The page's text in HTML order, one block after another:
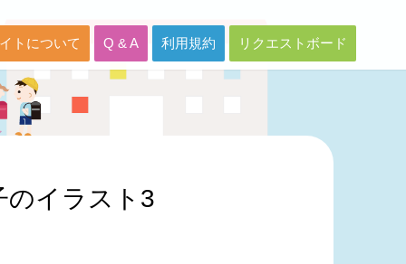
トについて Q & A 利用規約 リクエストボード
のイラスト3